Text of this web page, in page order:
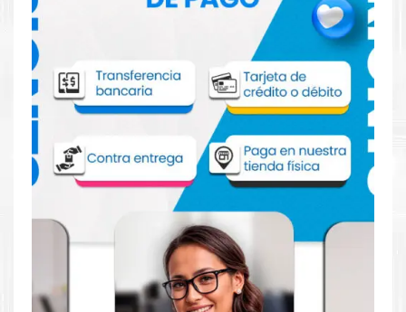
Comprar Tinta Epson 748XXL Cian para
impresora Epson WF6590 WF6090
Aprovecha nuestra experiencia y atención para adquirir tus
productos. Tenemos promociones todos los dias. Escríbenos o
visítanos hoy para encontrar la solución perfecta para tu
impresoraEPSON, como laTinta Epson 748XXL Cian para
impresoras WF6590 WF6090
Dónde comprar Tinta Epson 748XXL Cian
para impresoras WF6590 WF6090 en